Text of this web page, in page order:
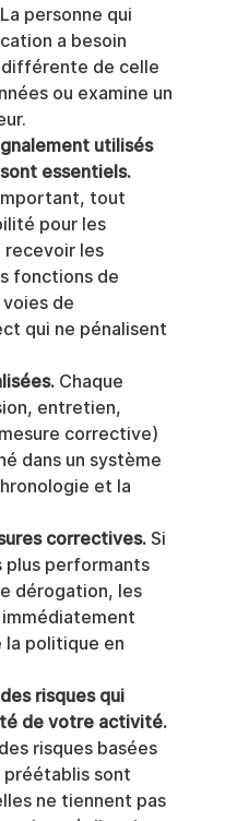
personne qui
a besoin
de celle
ou examine un
utilisés
essentiels.
tout
pour les
recevoir les
fonctions de
de
qui ne pénalisent
Chaque
entretien,
corrective)
dans un système
et la
correctives. Si
plus performants
dérogation, les
la politique en
risques qui
de votre activité.
risques basées
préétablis sont
ne tiennent pas